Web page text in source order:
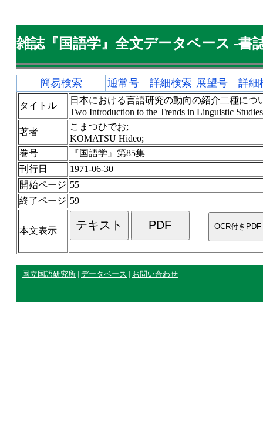
雑誌『国語学』全文データベース -書
簡易検索 通常号 詳細検索 展望号 詳細
タイトル
日本における言語研究の動向の紹介二種につ
Two Introduction to the Trends in Linguistic
著者
こまつひでお;
KOMATSU Hideo;
巻号
『国語学』第85集
刊行日
1971-06-30
開始ページ 55
終了ページ 59
本文表示
国立国語研究所 | データベース | お問い合わせ